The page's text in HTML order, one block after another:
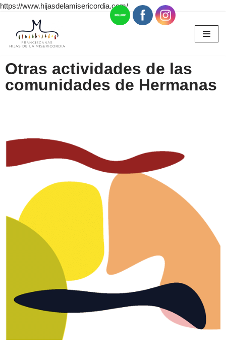
https://www.hijasdelamisericordia.com/
Saltar
contenido
Otras actividades de las
comunidades de Hermanas